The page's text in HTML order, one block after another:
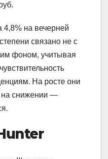
4,8% на вечерней
связано не с
фоном, учитывая
На росте они
на снижении —